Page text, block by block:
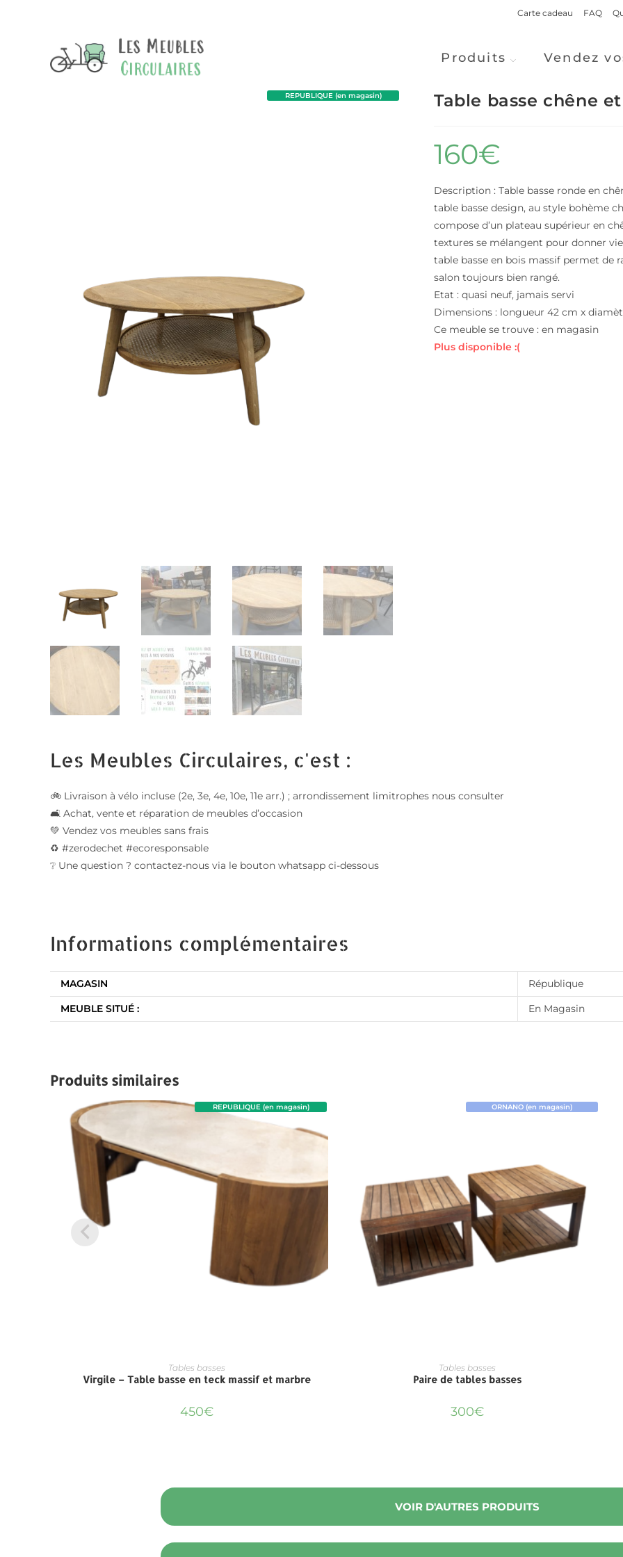
Carte cadeau FAQ
Produits Vendez
REPUBLIQUE (en magasin) Table basse chêne
160€
Description : Table basse ronde en
table basse design, au style bohème
compose d’un plateau supérieur en
textures se mélangent pour donner
table basse en bois massif permet de
salon toujours bien rangé.
Etat : quasi neuf, jamais servi
Dimensions : longueur 42 cm x
Ce meuble se trouve : en magasin
Plus disponible :(
Les Meubles Circulaires, c'est :
🚲 Livraison à vélo incluse (2e, 3e, 4e, 10e, 11e arr.) ; arrondissement limitrophes nous consulter
🛋️ Achat, vente et réparation de meubles d’occasion
💚 Vendez vos meubles sans frais
♻️ #zerodechet #ecoresponsable
❔ Une question ? contactez-nous via le bouton whatsapp ci-dessous
Informations complémentaires
MAGASIN
République
MEUBLE SITUÉ :
En Magasin
Produits similaires
REPUBLIQUE (en magasin)
Tables basses
Virgile – Table basse en teck massif et marbre
450€
ORNANO (en magasin)
Tables basses
Paire de tables basses
300€
VOIR D'AUTRES PRODUITS